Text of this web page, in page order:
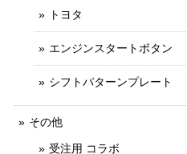
トヨタ
エンジンスタートボタン
シフトパターンプレート
その他
受注用 コラボ